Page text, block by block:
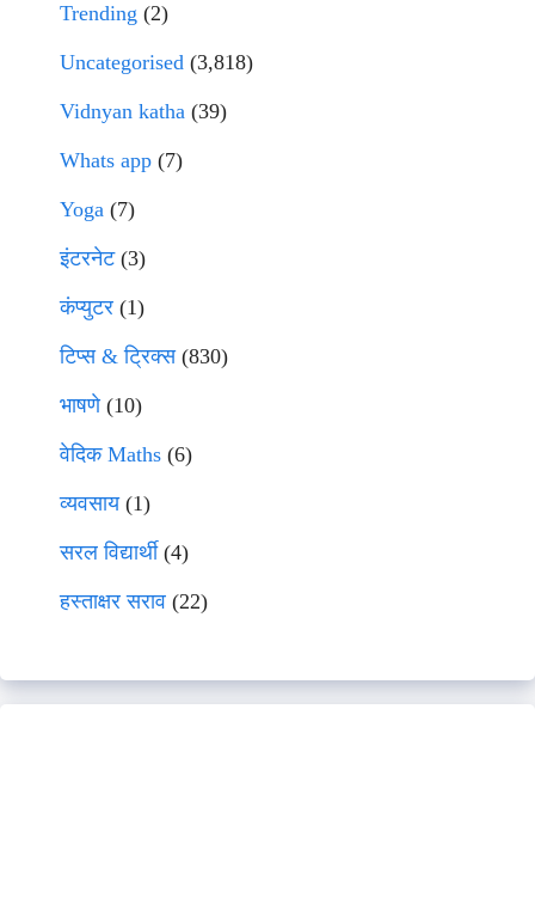
Trending (2)
Uncategorised (3,818)
Vidnyan katha (39)
Whats app (7)
Yoga (7)
इंटरनेट(3)
कंप्युटर (1)
टिप्स & ट्रिक्स(830)
भाषणे(10)
वेदिक Maths (6)
व्यवसाय(1)
सरल विद्यार्थी(4)
हस्ताक्षर सराव (22)